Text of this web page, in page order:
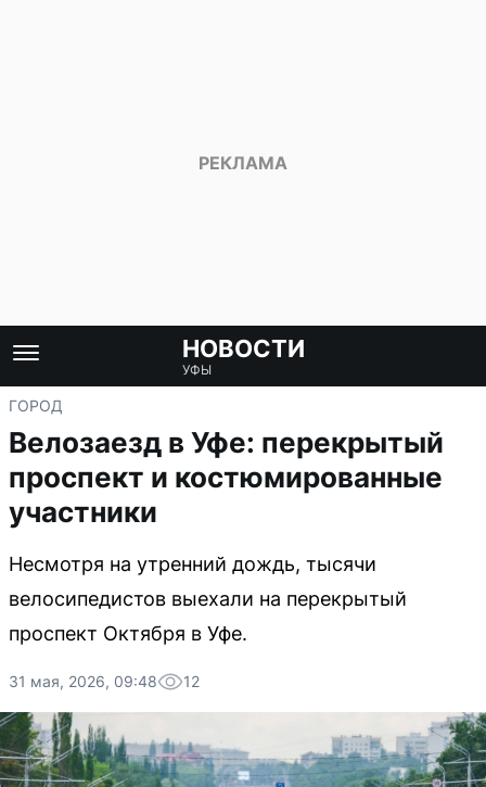
НОВОСТИ
УФЫ
ГОРОД
Велозаезд в Уфе: перекрытый
проспект и костюмированные
участники
Несмотря на утренний дождь, тысячи
велосипедистов выехали на перекрытый
проспект Октября в Уфе.
31 мая, 2026, 09:48 12